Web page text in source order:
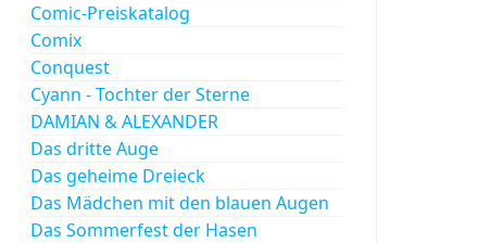
Comic-Preiskatalog
Comix
Conquest
Cyann - Tochter der Sterne
DAMIAN & ALEXANDER
Das dritte Auge
Das geheime Dreieck
Das Mädchen mit den blauen Augen
Das Sommerfest der Hasen